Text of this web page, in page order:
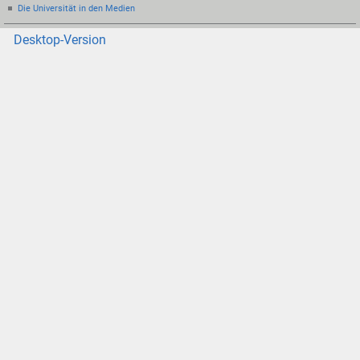
Die Universität in den Medien
Desktop-Version